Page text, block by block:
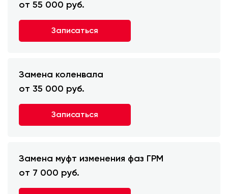
от 55 000 руб.
Записаться
Замена коленвала
от 35 000 руб.
Записаться
Замена муфт изменения фаз ГРМ
от 7 000 руб.